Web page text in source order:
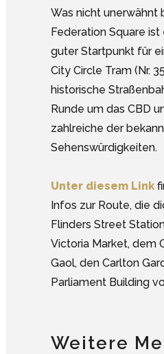
Was nicht unerwähnt
Federation Square
guter Startpunkt für
City Circle Tram (Nr.
historische
Runde um das CBD
zahlreiche der
Sehenswürdigkeiten.
Unter diesem Link
Infos zur Route, die
Flinders Street
Victoria Market, dem
Gaol, den Carlton
Parliament Building
Weitere